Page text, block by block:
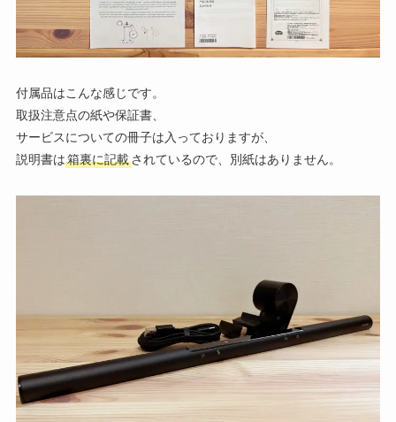
付属品はこんな感じです。
取扱注意点の紙や保証書、
サービスについての冊子は入っておりますが、
説明書は箱裏に記載されているので、別紙はありません。